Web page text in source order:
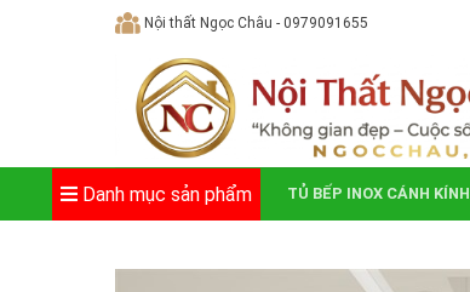
Nội thất Ngọc Châu - 0979091655
Danh mục sản phẩm TỦ BẾP INOX CÁNH KÍNH